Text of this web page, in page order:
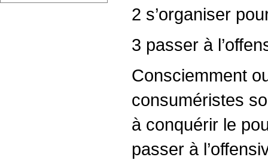
2 s’organiser
3 passer à
Consciemment
consuméristes
à conquérir le
passer à